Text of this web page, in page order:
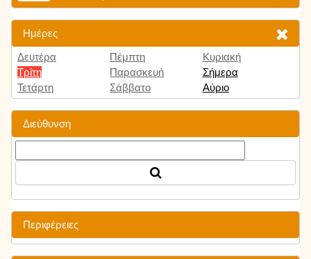
Ημέρες
Δευτέρα
Τρίτη
Τετάρτη
Πέμπτη
Παρασκευή
Σάββατο
Κυριακή
Σήμερα
Αύριο
Διεύθυνση
Περιφέρειες